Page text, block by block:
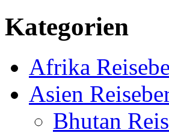
Kategorien
Afrika
Asien
Bhutan